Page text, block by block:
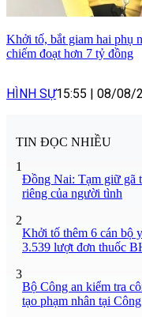
Khởi tố, bắt giam hai phụ
chiếm đoạt hơn 7 tỷ đồng
HÌNH SỰ15:55 08/08/
TIN ĐỌC NHIỀU
1
Đồng Nai: Tạm giữ gã
riêng của người tình
2
Khởi tố thêm 6 cán bộ
3.539 lượt đơn thuốc
3
Bộ Công an kiểm tra
tạo phạm nhân tại